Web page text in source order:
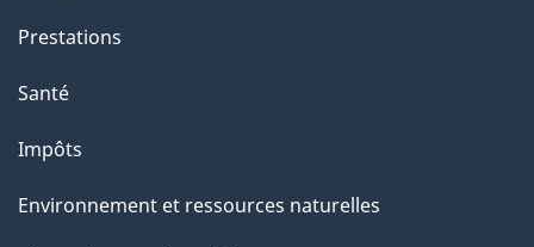
s
u
c
e
Prestations
Santé
Impôts
Environnement et ressources naturelles